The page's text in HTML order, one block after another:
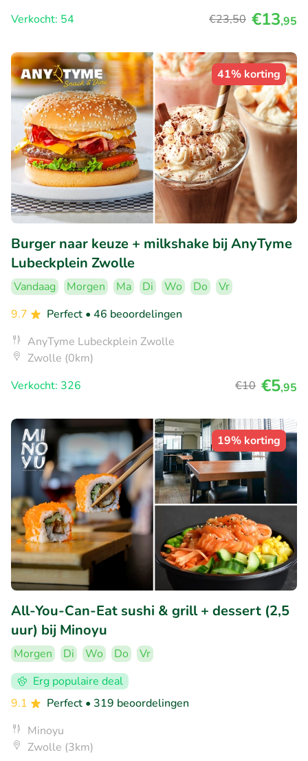
Verkocht: 54
€23,50 €13,95
41% korting
Burger naar keuze + milkshake bij AnyTyme
Lubeckplein Zwolle
Vandaag Morgen Ma Di Wo Do
Vr
9.7
Perfect • 46 beoordelingen
AnyTyme Lubeckplein Zwolle
Zwolle (0km)
Verkocht: 326
€10 €5,95
19% korting
All-You-Can-Eat sushi & grill + dessert (2,5
uur) bij Minoyu
Morgen Di Wo Do
Vr
Erg populaire deal
9.1
Perfect • 319 beoordelingen
Minoyu
Zwolle (3km)